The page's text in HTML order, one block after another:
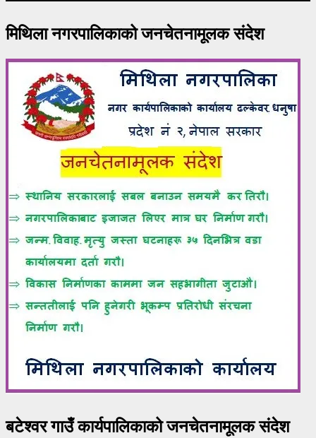
मिथिला नगरपालिकाको जनचेतनामूलक संदेश
बटेश्वर गाउँ कार्यपालिकाको जनचेतनामूलक संदेश